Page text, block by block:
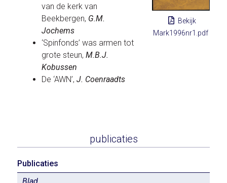
Bekijk
Mark1996nr1.pdf
van de kerk van
Beekbergen, G.M.
Jochems
‘Spinfonds’ was armen tot
grote steun,M.B.J.
Kobussen
De ‘AWN’,J. Coenraadts
publicaties
Publicaties
Blad